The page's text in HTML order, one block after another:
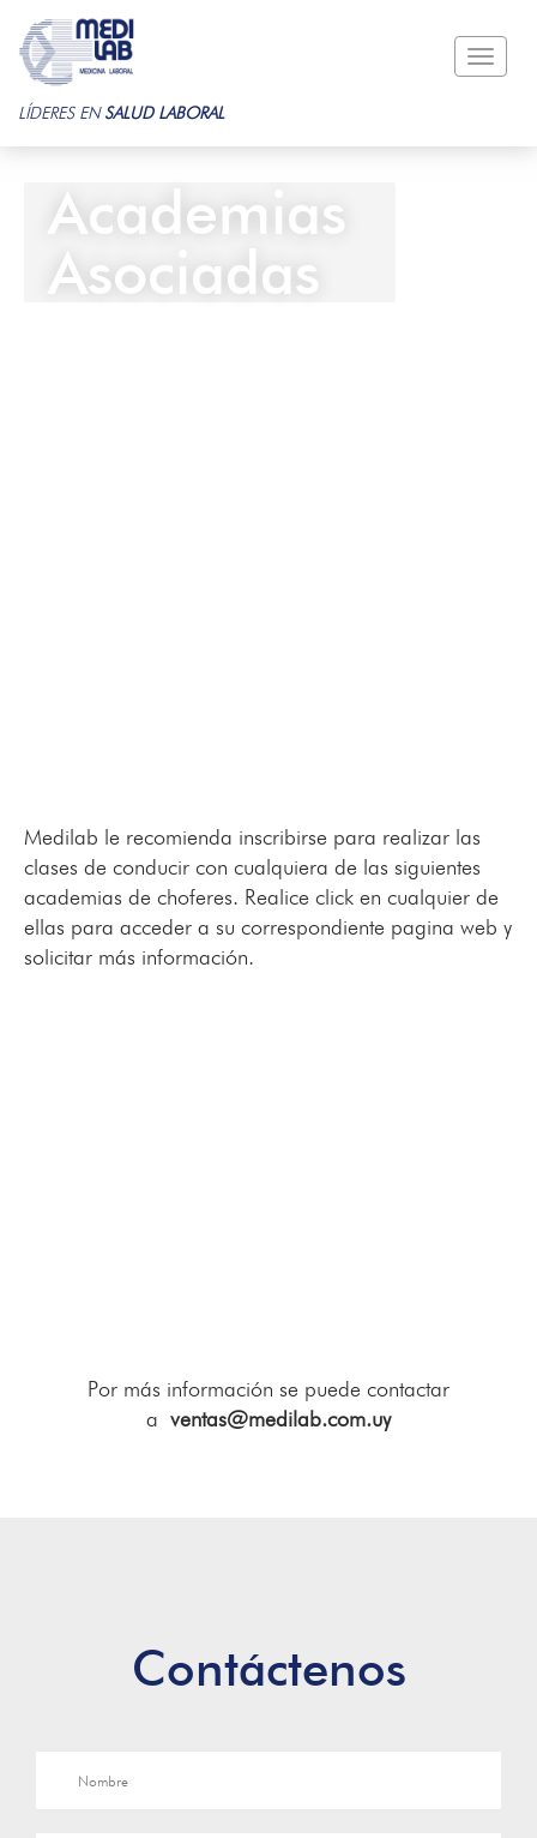
Toggle
LÍDERES ENSALUD LABORAL
Medilab le recomienda inscribirse para realizar las
clases de conducir con cualquiera de las siguientes
academias de choferes. Realice click en cualquier de
ellas para acceder a su correspondiente pagina web y
solicitar más información.
Por más información se puede contactar
a ventas@medilab.com.uy
Academias
Asociadas
Contáctenos